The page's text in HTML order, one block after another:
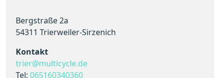
Bergstraße 2a
54311 Trierweiler-Sirzenich
Kontakt
trier@multicycle.de
Tel: 065160340360